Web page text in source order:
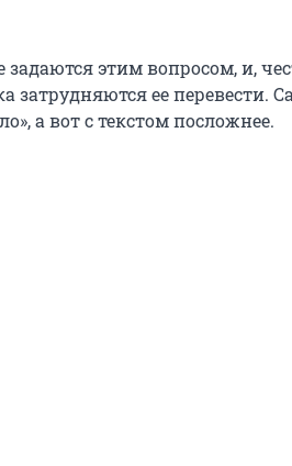
этим вопросом, и,
затрудняются ее перевести.
а вот с текстом посложнее.